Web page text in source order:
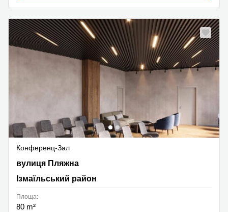
Конференц-Зал
вулиця Пляжна 11, Ізмаїльський район
вулиця Пляжна
Ізмаїльський район
Площа:
80 m²